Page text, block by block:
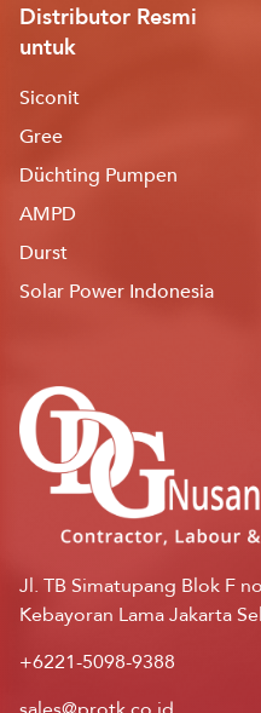
Distributor Resmi
untuk
Siconit
Gree
Düchting Pumpen
AMPD
Durst
Solar Power Indonesia
Jl. TB Simatupang Blok F
Kebayoran Lama Jakarta
+6221-5098-9388